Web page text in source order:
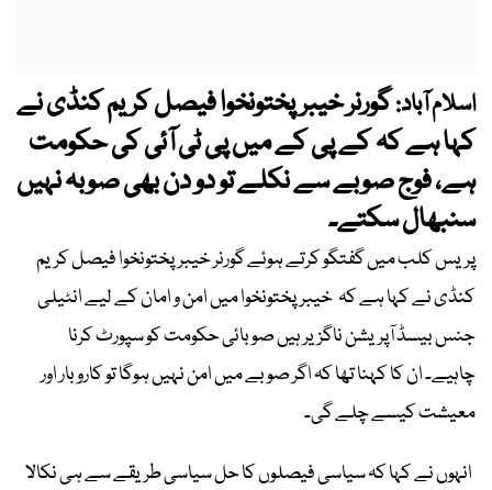
اسلام آباد:گورنر خیبرپختونخوا فیصل کریم کنڈی نے
کہا ہے کہ کے پی کے میں پی ٹی آئی کی حکومت
ہے، فوج صوبے سے نکلے تو دو دن بھی صوبہ نہیں
سنبھال سکتے۔
پریس کلب میں گفتگو کرتے ہوئے گورنر خیبرپختونخوا فیصل کریم
کنڈی نے کہا ہے کہ خیبرپختونخوا میں امن و امان کے لیے انٹیلی
جنس بیسڈ آپریشن ناگزیر ہیں صوبائی حکومت کو سپورٹ کرنا
چاہیے۔ ان کا کہنا تھا کہ اگر صوبے میں امن نہیں ہوگا تو کاروبار اور
معیشت کیسے چلے گی۔
انہوں نے کہا کہ سیاسی فیصلوں کا حل سیاسی طریقے سے ہی نکالا